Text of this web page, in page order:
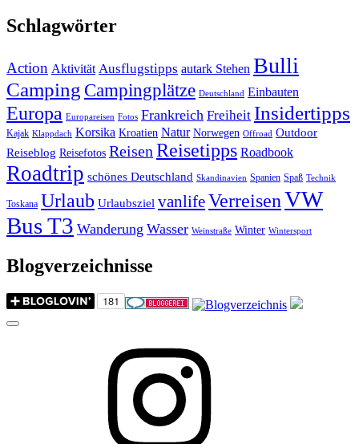
Schlagwörter
Action Aktivität Ausflugstipps autark Stehen Bulli
Camping Campingplätze Deutschland Einbauten
Europa Europareisen Fotos Frankreich Freiheit Insidertipps
Kajak Klappdach Korsika Kroatien Natur Norwegen Offroad Outdoor
Reiseblog Reisefotos ReisenReisetipps Roadbook
Roadtrip schönes Deutschland Skandinavien Spanien Spaß Technik
Toskana Urlaub Urlaubsziel vanlifeVerreisenVW
Bus T3 Wanderung Wasser Weinstraße Winter Wintersport
Blogverzeichnisse
Menu